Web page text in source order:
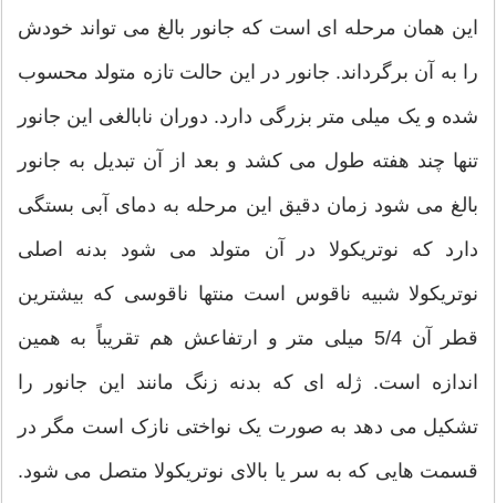
این همان مرحله ای است که جانور بالغ می تواند خودش
را به آن برگرداند. جانور در این حالت تازه متولد محسوب
شده و یک میلی متر بزرگی دارد. دوران نابالغی این جانور
تنها چند هفته طول می کشد و بعد از آن تبدیل به جانور
بالغ می شود زمان دقیق این مرحله به دمای آبی بستگی
دارد که نوتریکولا در آن متولد می شود بدنه اصلی
نوتریکولا شبیه ناقوس است منتها ناقوسی که بیشترین
قطر آن 5/4 میلی متر و ارتفاعش هم تقریباً به همین
اندازه است. ژله ای که بدنه زنگ مانند این جانور را
تشکیل می دهد به صورت یک نواختی نازک است مگر در
قسمت هایی که به سر یا بالای نوتریکولا متصل می شود.